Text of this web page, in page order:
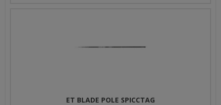
ET BLADE POLE SPICCTAG